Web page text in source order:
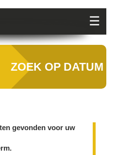
☰
ZOEK OP DATUM
gevonden voor uw